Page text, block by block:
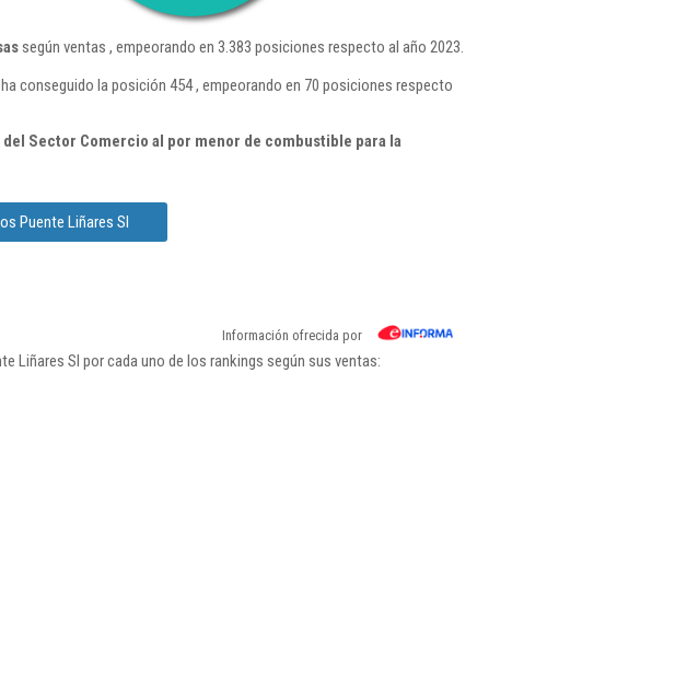
según ventas , empeorando en 3.383 posiciones respecto al año 2023.
conseguido la posición 454 , empeorando en 70 posiciones respecto
del Sector Comercio al por menor de combustible para la
Puente Liñares Sl
Información ofrecida por
Liñares Sl por cada uno de los rankings según sus ventas: